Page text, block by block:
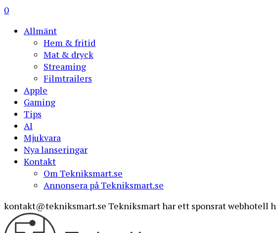
0
Allmänt
Hem & fritid
Mat & dryck
Streaming
Filmtrailers
Apple
Gaming
Tips
AI
Mjukvara
Nya lanseringar
Kontakt
Om Tekniksmart.se
Annonsera på Tekniksmart.se
kontakt@tekniksmart.se Tekniksmart har ett sponsrat webhotell